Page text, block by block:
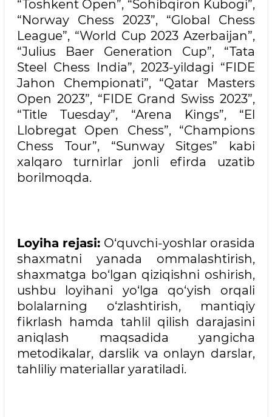
“Toshkent Open”, “Sohibqiron Kubogi”,
“Norway Chess 2023”, “Global Chess
League”, “World Cup 2023 Azerbaijan”,
“Julius Baer Generation Cup”, “Tata
Steel Chess India”, 2023-yildagi “FIDE
Jahon Chempionati”, “Qatar Masters
Open 2023”, “FIDE Grand Swiss 2023”,
“Title Tuesday”, “Arena Kings”, “El
Llobregat Open Chess”, “Champions
Chess Tour”, “Sunway Sitges” kabi
xalqaro turnirlar jonli efirda uzatib
borilmoqda.
Loyiha rejasi: O‘quvchi-yoshlar orasida
shaxmatni yanada ommalashtirish,
shaxmatga bo‘lgan qiziqishni oshirish,
ushbu loyihani yo‘lga qo‘yish orqali
bolalarning o‘zlashtirish, mantiqiy
fikrlash hamda tahlil qilish darajasini
aniqlash maqsadida yangicha
metodikalar, darslik va onlayn darslar,
tahliliy materiallar yaratiladi.